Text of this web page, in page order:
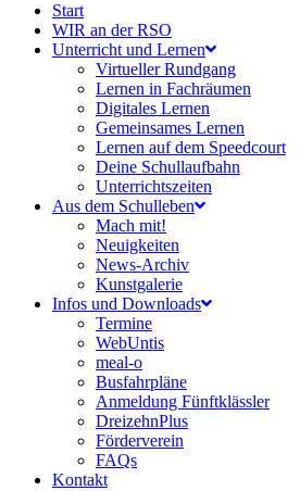
Start
WIR an der RSO
Unterricht und Lernen
Virtueller Rundgang
Lernen in Fachräumen
Digitales Lernen
Gemeinsames Lernen
Lernen auf dem Speedcourt
Deine Schullaufbahn
Unterrichtszeiten
Aus dem Schulleben
Mach mit!
Neuigkeiten
News-Archiv
Kunstgalerie
Infos und Downloads
Termine
WebUntis
meal-o
Busfahrpläne
Anmeldung Fünftklässler
DreizehnPlus
Förderverein
FAQs
Kontakt